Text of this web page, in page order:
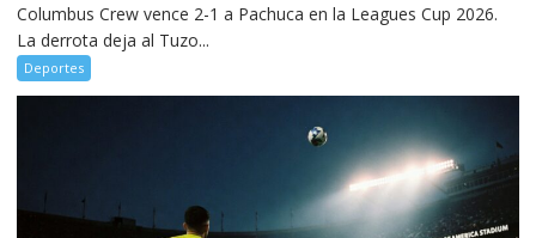
Columbus Crew vence 2-1 a Pachuca en la Leagues Cup 2026.
La derrota deja al Tuzo...
Deportes